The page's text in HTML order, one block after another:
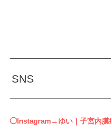
SNS
◯Instagram→ゆい｜子宮内膜